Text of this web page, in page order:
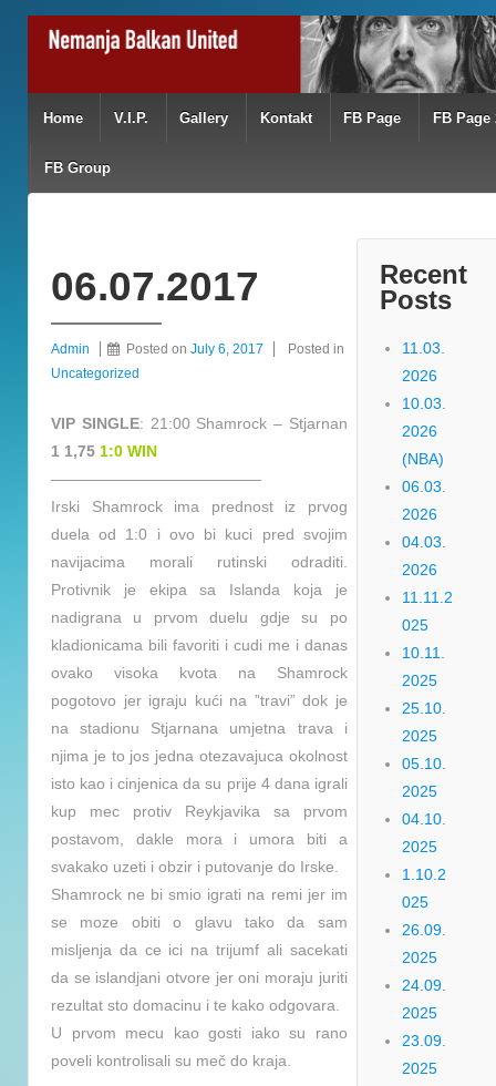
Home V.I.P. Gallery Kontakt FB Page FB Page
FB Group
06.07.2017
Admin Posted on July 6, 2017
Posted in
Uncategorized
VIP SINGLE: 21:00 Shamrock – Stjarnan
1 1,75 1:0 WIN
—————————————–
Irski Shamrock ima prednost iz prvog
duela od 1:0 i ovo bi kuci pred svojim
navijacima morali rutinski odraditi.
Protivnik je ekipa sa Islanda koja je
nadigrana u prvom duelu gdje su po
kladionicama bili favoriti i cudi me i danas
ovako visoka kvota na Shamrock
pogotovo jer igraju kući na ”travi” dok je
na stadionu Stjarnana umjetna trava i
njima je to jos jedna otezavajuca okolnost
isto kao i cinjenica da su prije 4 dana igrali
kup mec protiv Reykjavika sa prvom
postavom, dakle mora i umora biti a
svakako uzeti i obzir i putovanje do Irske.
Shamrock ne bi smio igrati na remi jer im
se moze obiti o glavu tako da sam
misljenja da ce ici na trijumf ali sacekati
da se islandjani otvore jer oni moraju juriti
rezultat sto domacinu i te kako odgovara.
U prvom mecu kao gosti iako su rano
poveli kontrolisali su meč do kraja.
Recent
Posts
11.03.
2026
10.03.
2026
(NBA)
06.03.
2026
04.03.
2026
11.11.2
025
10.11.
2025
25.10.
2025
05.10.
2025
04.10.
2025
1.10.2
025
26.09.
2025
24.09.
2025
23.09.
2025